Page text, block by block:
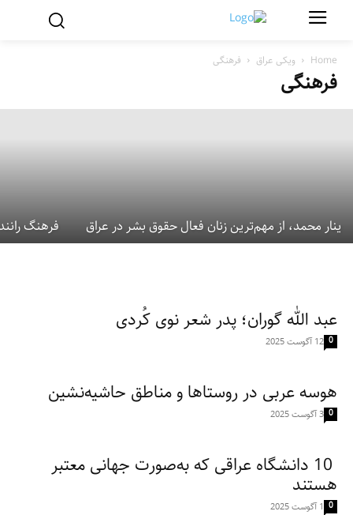
Home ویکی عراق فرهنگی
فرهنگی
آشنایی با اقلیم کردستان عراق؛ بخش پنجم:
فرهنگی
ینار محمد، از مهم‌ترین زنان فعال حقوق بشر در عراق فرهنگ
عبد الله گوران؛ پدر شعر نوی کُردی
12 آگوست 2025 0
هوسه عربی در روستاها و مناطق حاشیه‌نشین
3 آگوست 2025 0
10 دانشگاه عراقی که به‌صورت جهانی معتبر
هستند
1 آگوست 2025 0